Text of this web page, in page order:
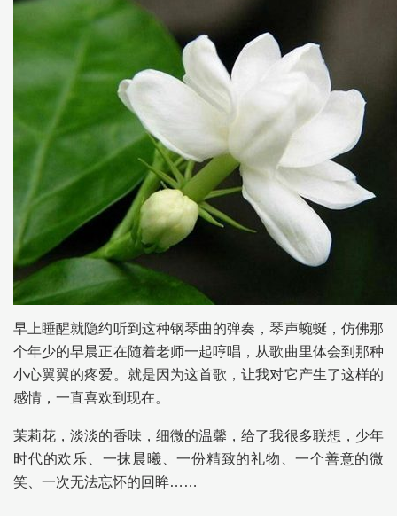
早上睡醒就隐约听到这种钢琴曲的弹奏，琴声蜿蜒，仿佛那
个年少的早晨正在随着老师一起哼唱，从歌曲里体会到那种
小心翼翼的疼爱。就是因为这首歌，让我对它产生了这样的
感情，一直喜欢到现在。
茉莉花，淡淡的香味，细微的温馨，给了我很多联想，少年
时代的欢乐、一抹晨曦、一份精致的礼物、一个善意的微
笑、一次无法忘怀的回眸……